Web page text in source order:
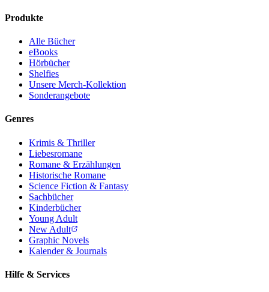
Produkte
Alle Bücher
eBooks
Hörbücher
Shelfies
Unsere Merch-Kollektion
Sonderangebote
Genres
Krimis & Thriller
Liebesromane
Romane & Erzählungen
Historische Romane
Science Fiction & Fantasy
Sachbücher
Kinderbücher
Young Adult
New Adult
Graphic Novels
Kalender & Journals
Hilfe & Services